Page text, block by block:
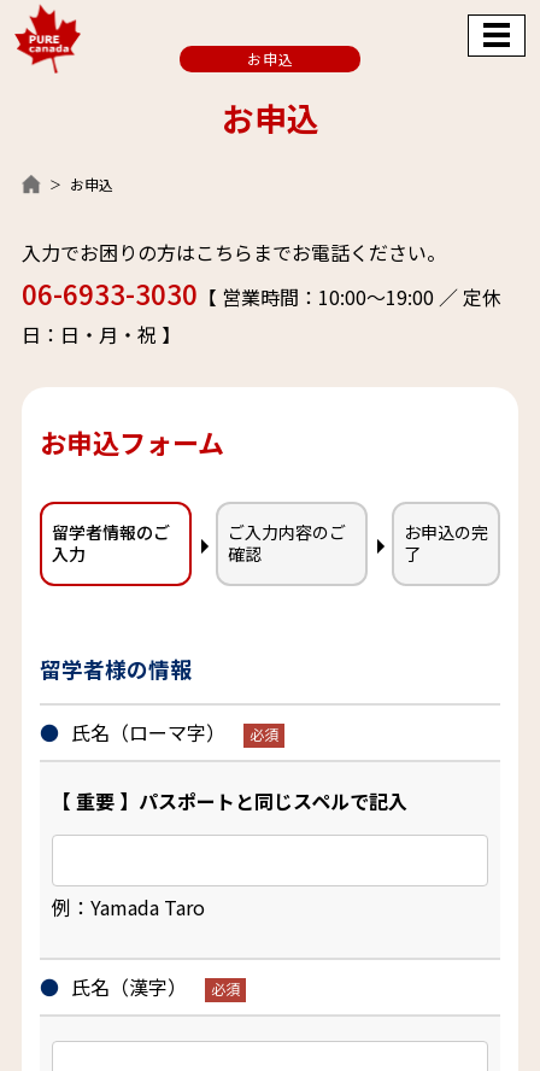
お申込
お申込
お申込
入力でお困りの方はこちらまでお電話ください。
06-6933-3030 【 営業時間：10:00～19:00 ／ 定休
日：日・月・祝 】
お申込フォーム
留学者情報のご
入力
ご入力内容のご
確認
お申込の完
了
留学者様の情報
氏名（ローマ字）
【 重要 】パスポートと同じスペルで記入
例：Yamada Taro
氏名（漢字）